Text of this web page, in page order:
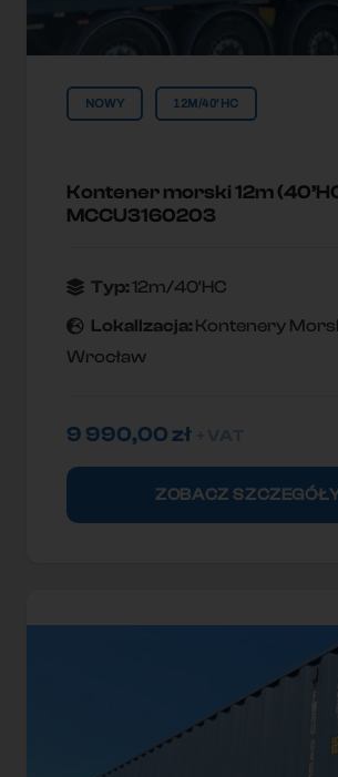
NOWY 12M/40'HC
Kontener morski 12m
MCCU3160203
Typ:12m/40'HC
Lokallzacja: Kontenery
Wrocław
9 990,00zł
ZOBACZ